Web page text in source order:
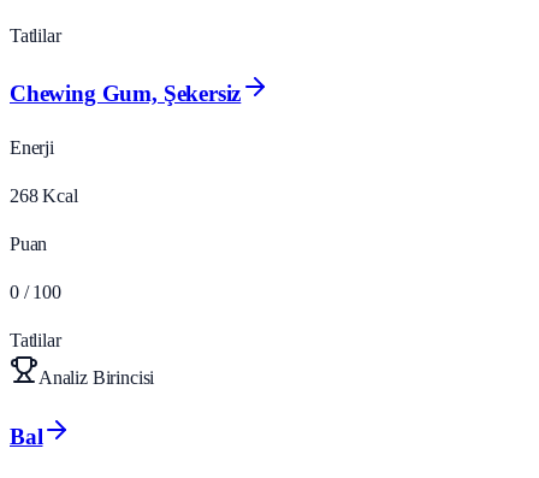
Tatlilar
Chewing Gum, Şekersiz
Enerji
268 Kcal
Puan
0 / 100
Tatlilar
Analiz Birincisi
Bal